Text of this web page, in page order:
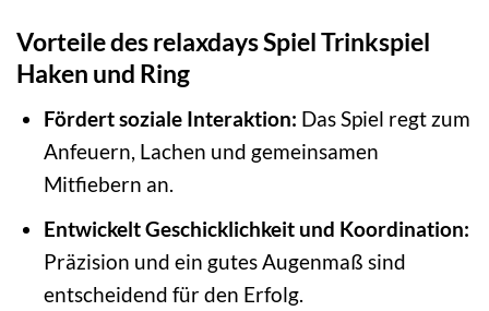
Vorteile des relaxdays Spiel Trinkspiel
Haken und Ring
Fördert soziale Interaktion: Das Spiel regt zum
Anfeuern, Lachen und gemeinsamen
Mitfiebern an.
Entwickelt Geschicklichkeit und Koordination:
Präzision und ein gutes Augenmaß sind
entscheidend für den Erfolg.